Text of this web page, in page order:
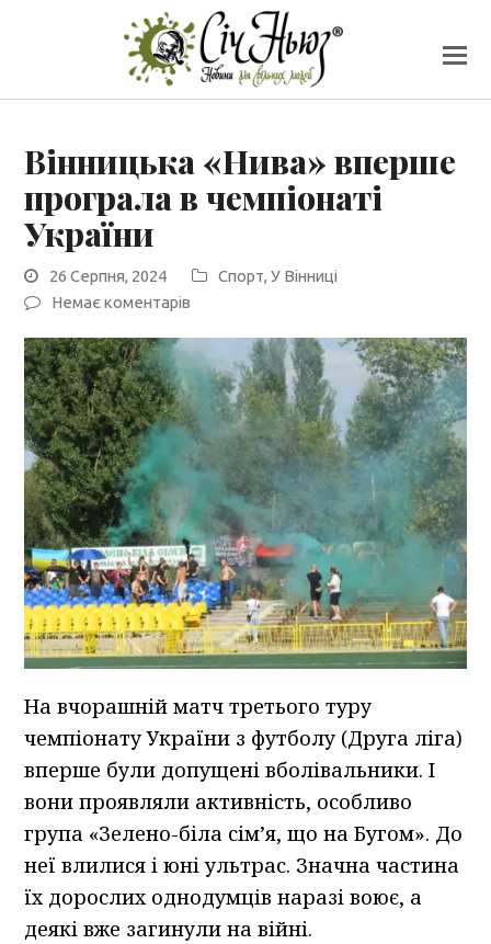
Вінницька «Нива» вперше
програла в чемпіонаті
України
26 Серпня, 2024 Спорт,У Вінниці
Немає коментарів
На вчорашній матч третього туру
чемпіонату України з футболу (Друга ліга)
вперше були допущені вболівальники. І
вони проявляли активність, особливо
група «Зелено-біла сім’я, що на Бугом». До
неї влилися і юні ультрас. Значна частина
їх дорослих однодумців наразі воює, а
деякі вже загинули на війні.